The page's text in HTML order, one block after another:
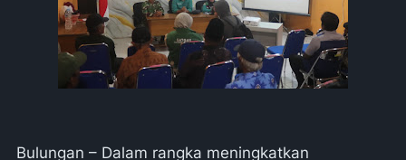
Bulungan – Dalam rangka meningkatkan